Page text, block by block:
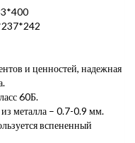
и ценностей, надежная
60Б.
металла – 0.7-0.9 мм.
вспененный